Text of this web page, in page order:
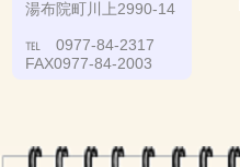
湯布院町川上2990-14
℡ 0977-84-2317
FAX0977-84-2003